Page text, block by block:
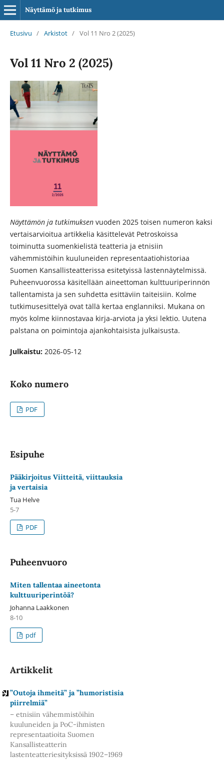
Näyttämö ja tutkimus
Etusivu / Arkistot / Vol 11 Nro 2 (2025)
Vol 11 Nro 2 (2025)
Näyttämön ja tutkimuksen vuoden 2025 toisen numeron kaksi
vertaisarvioitua artikkelia käsittelevät Petroskoissa
toiminutta suomenkielistä teatteria ja etnisiin
vähemmistöihin kuuluneiden representaatiohistoriaa
Suomen Kansallisteatterissa esitetyissä lastennäytelmissä.
Puheenvuorossa käsitellään aineettoman kulttuuriperinnön
tallentamista ja sen suhdetta esittäviin taiteisiin. Kolme
tutkimusesittelyä ovat tällä kertaa englanniksi. Mukana on
myös kolme kiinnostavaa kirja-arviota ja yksi lektio. Uutena
palstana on poimintoja ajankohtaisista julkaisusta.
Julkaistu: 2026-05-12
Koko numero
PDF
Esipuhe
Pääkirjoitus Viitteitä, viittauksia
ja vertaisia
Tua Helve
5-7
PDF
Puheenvuoro
Miten tallentaa aineetonta
kulttuuriperintöä?
Johanna Laakkonen
8-10
pdf
Artikkelit
”Outoja ihmeitä” ja ”humoristisia
piirrelmiä”
– etnisiin vähemmistöihin
kuuluneiden ja PoC-ihmisten
representaatioita Suomen
Kansallisteatterin
lastenteatteriesityksissä 1902–1969